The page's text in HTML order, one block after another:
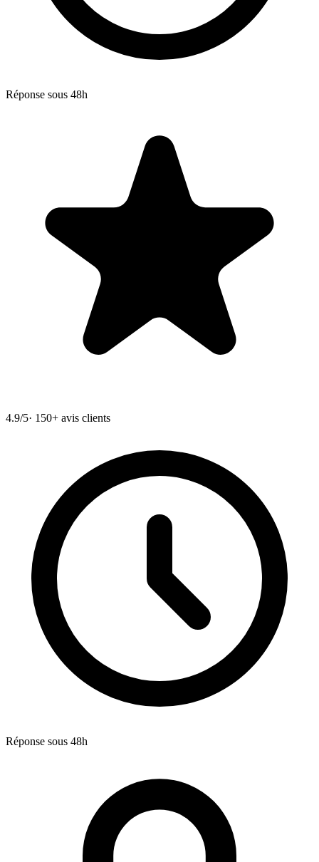
Réponse sous 48h
4.9/5· 150+ avis clients
Réponse sous 48h